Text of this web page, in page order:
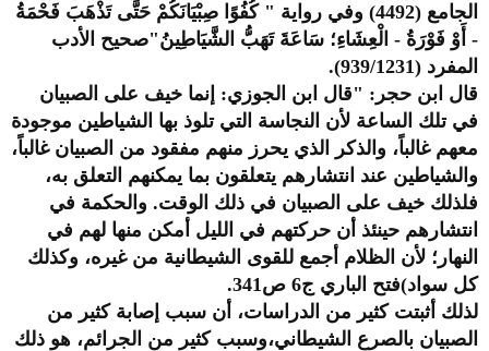
الجامع (4492) وفي رواية " كُفُوًا صِبْيَانَكُمْ حَتَّى تَذْهَبَ فَحْمَةُ
- أَوْ فَوْرَةُ - الْعِشَاءِ؛ سَاعَةَ تَهَبُّ الشَّيَاطِينُ"صحيح الأدب
المفرد (939/1231).
قال ابن حجر: "قال ابن الجوزي: إنما خيف على الصبيان
في تلك الساعة لأن النجاسة التي تلوذ بها الشياطين موجودة
معهم غالباً، والذكر الذي يحرز منهم مفقود من الصبيان غالباً،
والشياطين عند انتشارهم يتعلقون بما يمكنهم التعلق به،
فلذلك خيف على الصبيان في ذلك الوقت. والحكمة في
انتشارهم حينئذ أن حركتهم في الليل أمكن منها لهم في
النهار؛ لأن الظلام أجمع للقوى الشيطانية من غيره، وكذلك
كل سواد)فتح الباري ج6 ص341.
لذلك أثبتت كثير من الدراسات، أن سبب إصابة كثير من
الصبيان بالصرع الشيطاني،وسبب كثير من الجرائم، هو ذلك